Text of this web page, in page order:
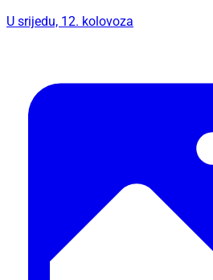
U srijedu, 12. kolovoza